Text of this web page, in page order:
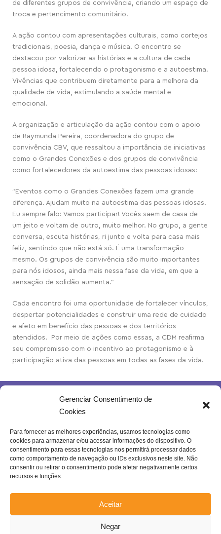
Gerenciar Consentimento de
Cookies
Para fornecer as melhores experiências, usamos tecnologias como
cookies para armazenar e/ou acessar informações do dispositivo. O
consentimento para essas tecnologias nos permitirá processar dados
como comportamento de navegação ou IDs exclusivos neste site. Não
consentir ou retirar o consentimento pode afetar negativamente certos
recursos e funções.
Aceitar
Negar
de diferentes grupos de convivência, criando um espaço de
troca e pertencimento comunitário.
A ação contou com apresentações culturais, como cortejos
tradicionais, poesia, dança e música. O encontro se
destacou por valorizar as histórias e a cultura de cada
pessoa idosa, fortalecendo o protagonismo e a autoestima.
Vivências que contribuem diretamente para a melhora da
qualidade de vida, estimulando a saúde mental e
emocional.
A organização e articulação da ação contou com o apoio
de Raymunda Pereira, coordenadora do grupo de
convivência CBV, que ressaltou a importância de iniciativas
como o Grandes Conexões e dos grupos de convivência
como fortalecedores da autoestima das pessoas idosas:
“Eventos como o Grandes Conexões fazem uma grande
diferença. Ajudam muito na autoestima das pessoas idosas.
Eu sempre falo: Vamos participar! Vocês saem de casa de
um jeito e voltam de outro, muito melhor. No grupo, a gente
conversa, escuta histórias, ri junto e volta para casa mais
feliz, sentindo que não está só. É uma transformação
mesmo. Os grupos de convivência são muito importantes
para nós idosos, ainda mais nessa fase da vida, em que a
sensação de solidão aumenta.”
Cada encontro foi uma oportunidade de fortalecer vínculos,
despertar potencialidades e construir uma rede de cuidado
e afeto em benefício das pessoas e dos territórios
atendidos. Por meio de ações como essas, a CDM reafirma
seu compromisso com o incentivo ao protagonismo e à
participação ativa das pessoas em todas as fases da vida.
Rua Joventina da Rocha, 289 – Heliópolis
Belo Horizonte – MG | Brasil.
Se inscreva na nossa newsletter!
Enviar